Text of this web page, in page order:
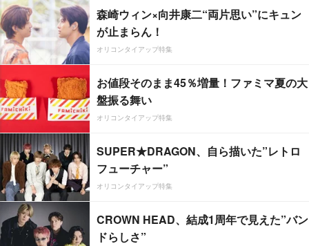
森崎ウィン×向井康二“両片思い”にキュン
が止まらん！
オリコンタイアップ特集
お値段そのまま45％増量！ファミマ夏の大
盤振る舞い
オリコンタイアップ特集
SUPER★DRAGON、自ら描いた”レトロ
フューチャー”
オリコンタイアップ特集
CROWN HEAD、結成1周年で見えた”バン
ドらしさ”